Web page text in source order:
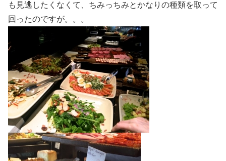
も見逃したくなくて、ちみっちみとかなりの種類を取って
回ったのですが。。。